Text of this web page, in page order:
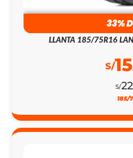
33%
LLANTA 185/75R16
S/
S/
185/